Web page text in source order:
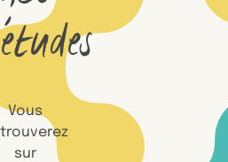
études
Vous
trouverez
sur